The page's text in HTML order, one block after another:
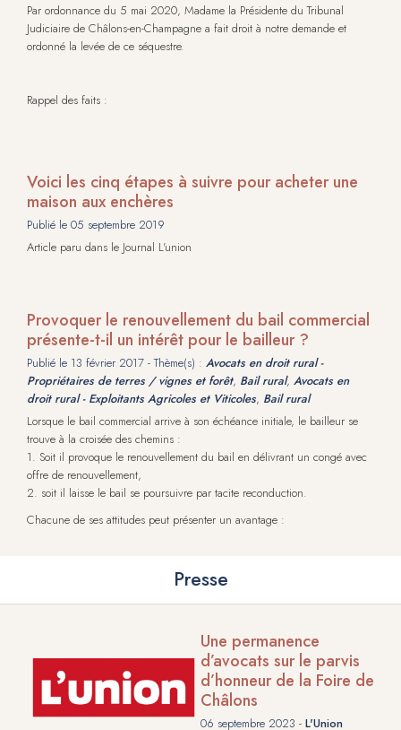
Par ordonnance du 5 mai 2020, Madame la Présidente du Tribunal
Judiciaire de Châlons-en-Champagne a fait droit à notre demande et
ordonné la levée de ce séquestre.
Rappel des faits :
Voici les cinq étapes à suivre pour acheter une
maison aux enchères
Publié le 05 septembre 2019
Article paru dans le Journal L'union
Provoquer le renouvellement du bail commercial
présente-t-il un intérêt pour le bailleur ?
Publié le 13 février 2017 - Thème(s) : Avocats en droit rural -
Propriétaires de terres / vignes et forêt, Bail rural, Avocats en
droit rural - Exploitants Agricoles et Viticoles, Bail rural
Lorsque le bail commercial arrive à son échéance initiale, le bailleur se
trouve à la croisée des chemins :
1. Soit il provoque le renouvellement du bail en délivrant un congé avec
offre de renouvellement,
2. soit il laisse le bail se poursuivre par tacite reconduction.
Chacune de ses attitudes peut présenter un avantage :
Presse
Une permanence
d’avocats sur le parvis
d’honneur de la Foire de
Châlons
06 septembre 2023 - L'Union